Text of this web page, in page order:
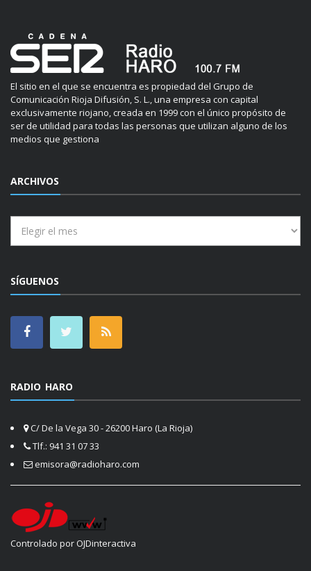
El sitio en el que se encuentra es propiedad del Grupo de
Comunicación Rioja Difusión, S. L., una empresa con capital
exclusivamente riojano, creada en 1999 con el único propósito de
ser de utilidad para todas las personas que utilizan alguno de los
medios que gestiona
ARCHIVOS
SÍGUENOS
RADIO HARO
C/ De la Vega 30 - 26200 Haro (La Rioja)
Tlf.: 941 31 07 33
emisora@radioharo.com
Controlado por OJDinteractiva